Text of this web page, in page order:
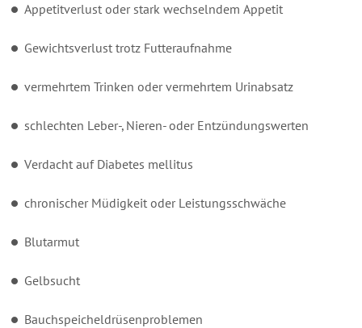
Appetitverlust oder stark wechselndem Appetit
Gewichtsverlust trotz Futteraufnahme
vermehrtem Trinken oder vermehrtem Urinabsatz
schlechten Leber-, Nieren- oder Entzündungswerten
Verdacht auf Diabetes mellitus
chronischer Müdigkeit oder Leistungsschwäche
Blutarmut
Gelbsucht
Bauchspeicheldrüsenproblemen